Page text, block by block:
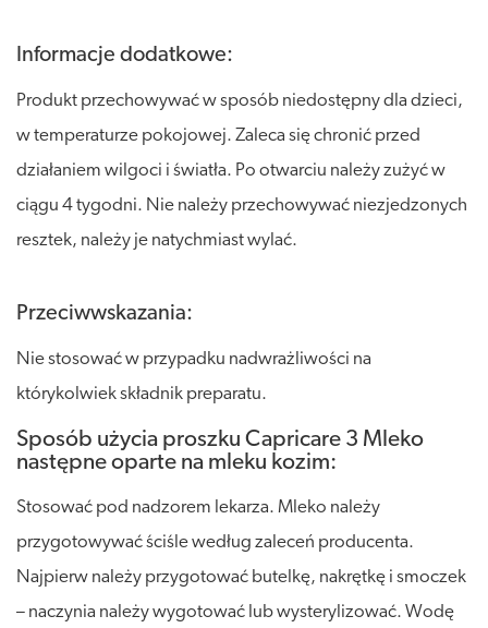
Informacje dodatkowe:
Produkt przechowywać w sposób niedostępny dla dzieci,
w temperaturze pokojowej. Zaleca się chronić przed
działaniem wilgoci i światła. Po otwarciu należy zużyć w
ciągu 4 tygodni. Nie należy przechowywać niezjedzonych
resztek, należy je natychmiast wylać.
Przeciwwskazania:
Nie stosować w przypadku nadwrażliwości na
którykolwiek składnik preparatu.
Sposób użycia proszku Capricare 3 Mleko
następne oparte na mleku kozim:
Stosować pod nadzorem lekarza. Mleko należy
przygotowywać ściśle według zaleceń producenta.
Najpierw należy przygotować butelkę, nakrętkę i smoczek
– naczynia należy wygotować lub wysterylizować. Wodę